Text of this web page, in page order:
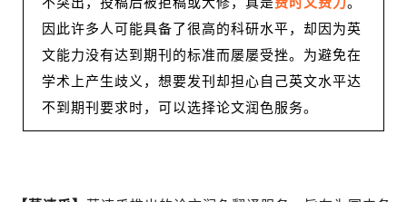
因此许多人可能具备了很高的科研水平，却因为英
文能力没有达到期刊的标准而屡屡受挫。为避免在
学术上产生歧义，想要发刊却担心自己英文水平达
不到期刊要求时，可以选择论文润色服务。